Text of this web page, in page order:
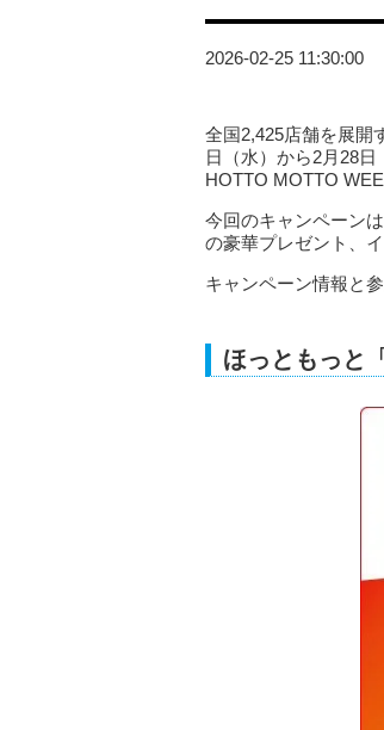
2026-02-25 11:30:00
全国2,425店舗を展開
日（水）から2月28
HOTTO MOTTO
今回のキャンペーン
の豪華プレゼント、
キャンペーン情報と
ほっともっと